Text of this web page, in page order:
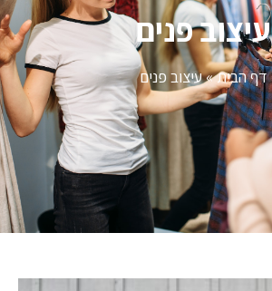
עיצוב פנים
דף הבית»עיצוב פנים